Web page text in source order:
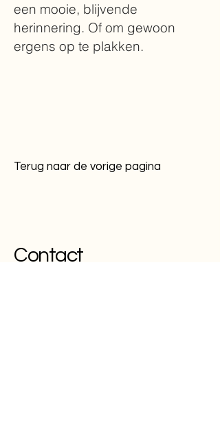
een mooie, blijvende
herinnering. Of om gewoon
ergens op te plakken.
Terug naar de vorige pagina
Contact